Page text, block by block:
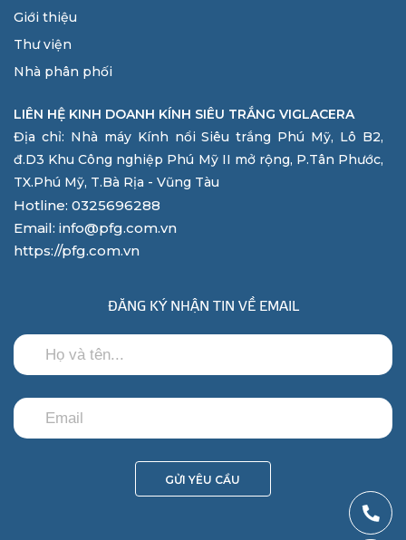
Giới thiệu
Thư viện
Nhà phân phối
LIÊN HỆ KINH DOANH KÍNH SIÊU TRẮNG VIGLACERA
Địa chỉ: Nhà máy Kính nổi Siêu trắng Phú Mỹ, Lô B2,
đ.D3 Khu Công nghiệp Phú Mỹ II mở rộng, P.Tân Phước,
TX.Phú Mỹ, T.Bà Rịa - Vũng Tàu
Hotline: 0325696288
Email: info@pfg.com.vn
https://pfg.com.vn
ĐĂNG KÝ NHẬN TIN VỀ EMAIL
GỬI YÊU CẦU